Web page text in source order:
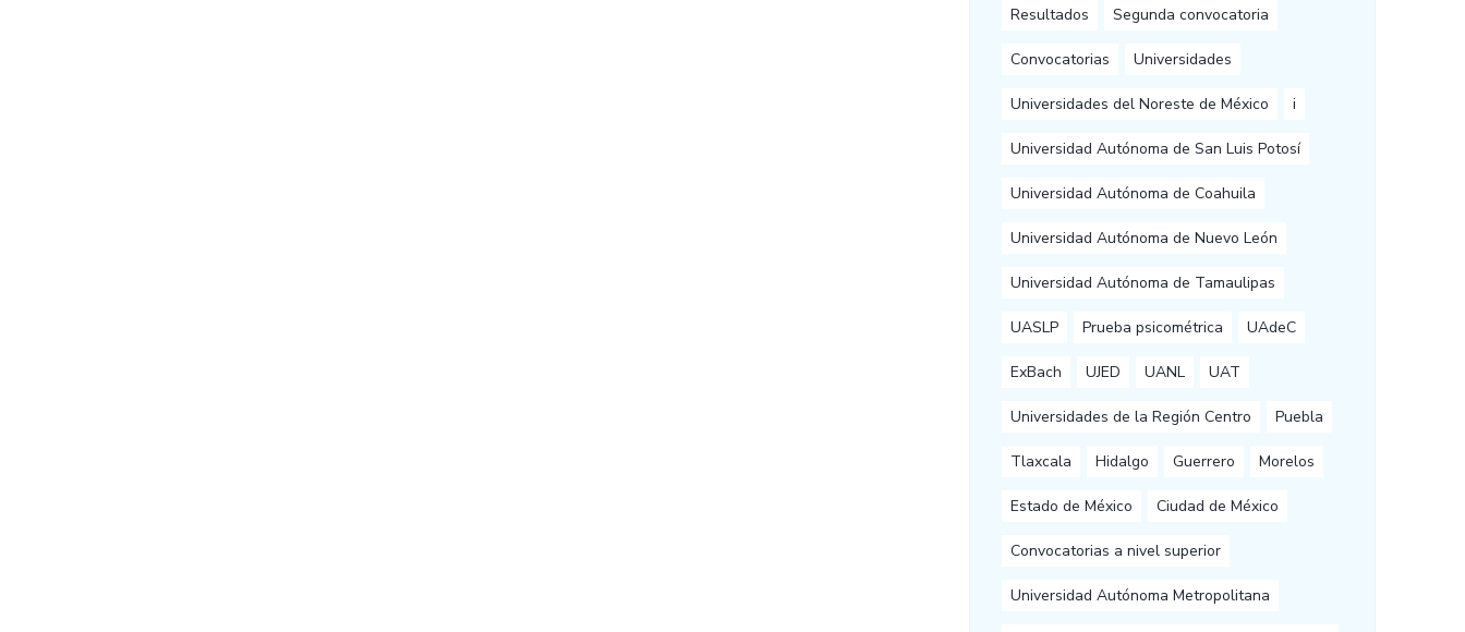
Resultados Segunda convocatoria
Convocatorias Universidades
Universidades del Noreste de México i
Universidad Autónoma de San Luis Potosí
Universidad Autónoma de Coahuila
Universidad Autónoma de Nuevo León
Universidad Autónoma de Tamaulipas
UASLP Prueba psicométrica UAdeC
ExBach UJED UANL UAT
Universidades de la Región Centro Puebla
Tlaxcala Hidalgo Guerrero Morelos
Estado de México Ciudad de México
Convocatorias a nivel superior
Universidad Autónoma Metropolitana